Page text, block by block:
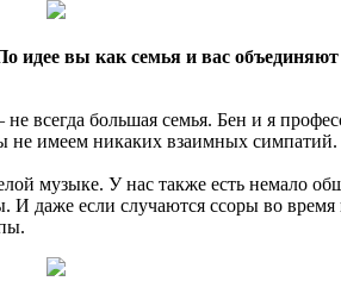
вы как семья и вас
всегда большая семья. Бен и я
не имеем никаких взаимных
музыке. У нас также есть немало
если случаются ссоры во время